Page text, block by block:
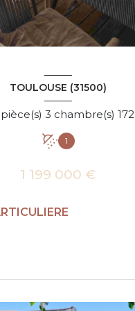
TOULOUSE (31500)
1
1 199 000 €